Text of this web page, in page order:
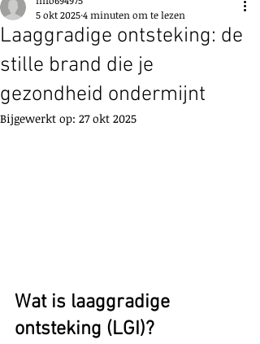
Laaggradige ontsteking: de
stille brand die je
gezondheid ondermijnt
5 okt 20254 minuten om te lezen
Bijgewerkt op: 27 okt 2025
Wat is laaggradige
ontsteking (LGI)?